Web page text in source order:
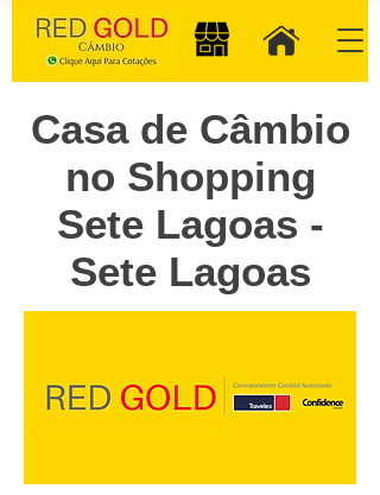
Casa de Câmbio
no Shopping
Sete Lagoas -
Sete Lagoas